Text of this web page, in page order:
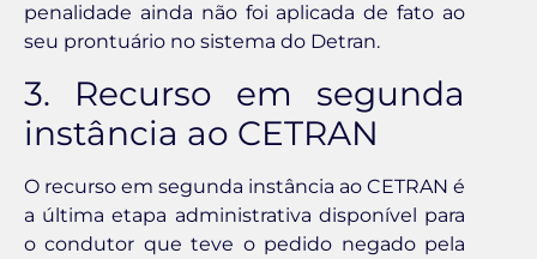
penalidade ainda não foi aplicada de fato ao
seu prontuário no sistema do Detran.
3. Recurso em segunda
instância ao CETRAN
O recurso em segunda instância ao CETRAN é
a última etapa administrativa disponível para
o condutor que teve o pedido negado pela